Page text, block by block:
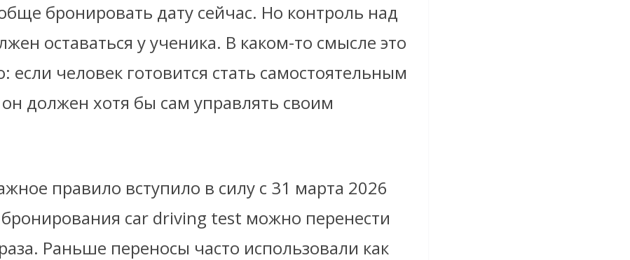
бронировать дату сейчас. Но контроль над
оставаться у ученика. В каком-то смысле это
если человек готовится стать самостоятельным
должен хотя бы сам управлять своим
правило вступило в силу с 31 марта 2026
бронирования car driving test можно перенести
Раньше переносы часто использовали как